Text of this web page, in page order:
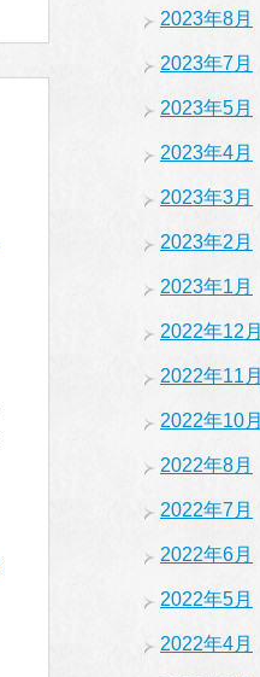
2023年8月
2023年7月
2023年5月
2023年4月
2023年3月
2023年2月
2023年1月
2022年12月
2022年11月
2022年10月
2022年8月
2022年7月
2022年6月
2022年5月
2022年4月